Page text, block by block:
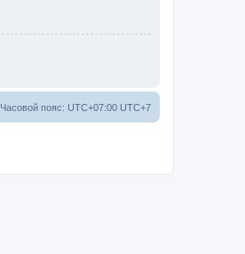
Часовой пояс: UTC+07:00 UTC+7